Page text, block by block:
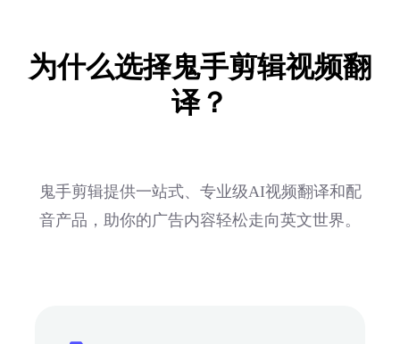
为什么选择鬼手剪辑视频翻
译？
鬼手剪辑提供一站式、专业级AI视频翻译和配
音产品，助你的广告内容轻松走向英文世界。